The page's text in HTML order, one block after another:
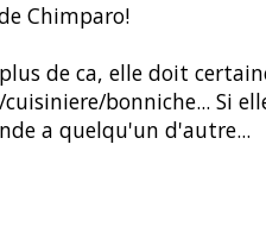
Chimparo!
de ca, elle doit
bonniche... Si
a quelqu'un d'autre...